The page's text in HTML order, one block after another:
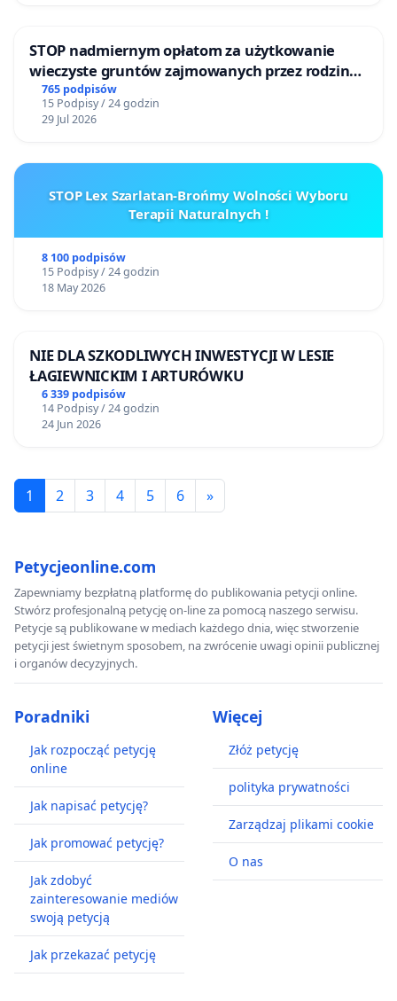
STOP nadmiernym opłatom za użytkowanie
wieczyste gruntów zajmowanych przez rodzinne
ogrody działkowe.
765 podpisów
15 Podpisy / 24 godzin
29 Jul 2026
STOP Lex Szarlatan-Brońmy Wolności Wyboru
Terapii Naturalnych !
8 100 podpisów
15 Podpisy / 24 godzin
18 May 2026
NIE DLA SZKODLIWYCH INWESTYCJI W LESIE
ŁAGIEWNICKIM I ARTURÓWKU
6 339 podpisów
14 Podpisy / 24 godzin
24 Jun 2026
1 2 3 4 5 6 »
Petycjeonline.com
Zapewniamy bezpłatną platformę do publikowania petycji online.
Stwórz profesjonalną petycję on-line za pomocą naszego serwisu.
Petycje są publikowane w mediach każdego dnia, więc stworzenie
petycji jest świetnym sposobem, na zwrócenie uwagi opinii publicznej
i organów decyzyjnych.
Poradniki
Jak rozpocząć petycję
online
Jak napisać petycję?
Jak promować petycję?
Jak zdobyć
zainteresowanie mediów
swoją petycją
Jak przekazać petycję
Więcej
Złóż petycję
polityka prywatności
Zarządzaj plikami cookie
O nas